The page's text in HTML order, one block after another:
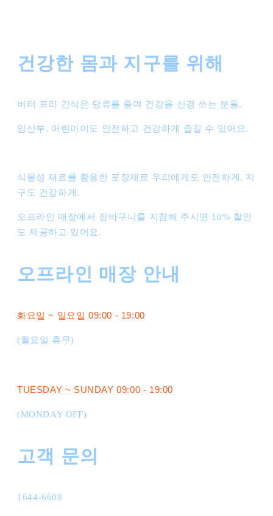
건강한 몸과 지구를 위해
버터 프리 간식은 당류를 줄여 건강을 신경 쓰는 분들,
임산부, 어린아이도 안전하고 건강하게 즐길 수 있어요.
식물성 재료를 활용한 포장재로 우리에게도 안전하게, 지
구도 건강하게.
오프라인 매장에서 장바구니를 지참해 주시면 10% 할인
도 제공하고 있어요.
오프라인 매장 안내
화요일 ~ 일요일 09:00 - 19:00
(월요일 휴무)
TUESDAY ~ SUNDAY 09:00 - 19:00
(MONDAY OFF)
고객 문의
1644-6608